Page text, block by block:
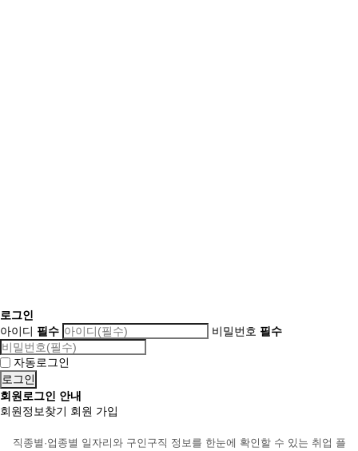
로그인
아이디 필수 비밀번호 필수
자동로그인
회원로그인 안내
회원정보찾기 회원 가입
직종별·업종별 일자리와 구인구직 정보를 한눈에 확인할 수 있는 취업 플